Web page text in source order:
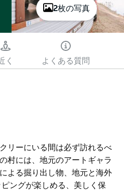
2枚の写真
く よくある質問
リーにいる間は必ず訪れるべ
村には、地元のアートギャラ
よる掘り出し物、地元と海外
ングが楽しめる、美しく保